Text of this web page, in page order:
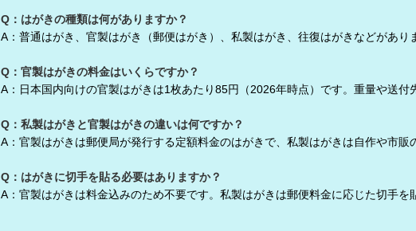
Q：はがきの種類は何がありますか？
A：普通はがき、官製はがき（郵便はがき）、私製はがき、往復はがきなどがあり
Q：官製はがきの料金はいくらですか？
A：日本国内向けの官製はがきは1枚あたり85円（2026年時点）です。重量や送付
Q：私製はがきと官製はがきの違いは何ですか？
A：官製はがきは郵便局が発行する定額料金のはがきで、私製はがきは自作や市販
Q：はがきに切手を貼る必要はありますか？
A：官製はがきは料金込みのため不要です。私製はがきは郵便料金に応じた切手を